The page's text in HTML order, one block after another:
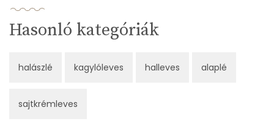
Hasonló kategóriák
halászlé kagylóleves halleves alaplé
sajtkrémleves